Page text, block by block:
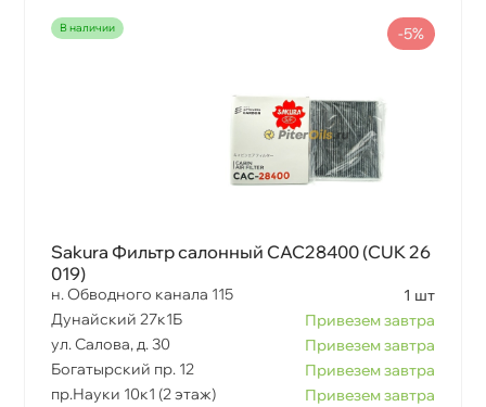
наличии
Sakura Фильтр салонный CAC28400 (CUK 26
019)
н. Обводного канала 115
1 шт
Дунайский 27к1Б
Привезем завтра
ул. Салова, д. 30
Привезем завтра
Богатырский пр. 12
Привезем завтра
пр.Науки 10к1 (2 этаж)
Привезем завтра
-5%